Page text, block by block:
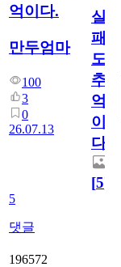
억이다.
만두엄마
100
3
0
26.07.13
5
댓글
실
패
도
추
억
이
다.
[5]
196572